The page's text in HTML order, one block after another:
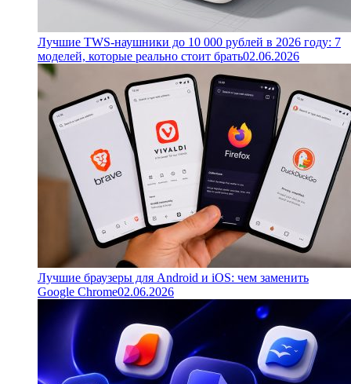
Лучшие TWS-наушники до 10 000 рублей в 2026 году: 7
моделей, которые реально стоит брать02.06.2026
Лучшие браузеры для Android и iOS: чем заменить
Google Chrome02.06.2026